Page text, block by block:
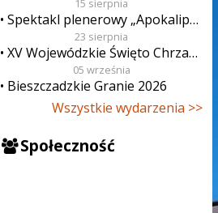
15 sierpnia
Spektakl plenerowy „Apokalipsa”
23 sierpnia
XV Wojewódzkie Święto Chrzanu
05 września
Bieszczadzkie Granie 2026
Wszystkie wydarzenia >>
Społeczność